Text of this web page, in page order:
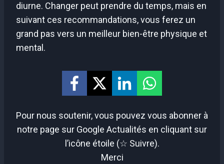
diurne. Changer peut prendre du temps, mais en
suivant ces recommandations, vous ferez un
grand pas vers un meilleur bien-être physique et
mental.
Pour nous soutenir, vous pouvez vous abonner à
notre page sur Google Actualités en cliquant sur
l’icône étoile (☆ Suivre).
Merci